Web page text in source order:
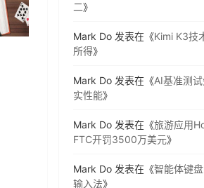
二》
Mark Do 发表在《Kimi K3技
所得》
Mark Do 发表在《AI基准测
实性能》
Mark Do 发表在《旅游应用
FTC开罚3500万美元》
Mark Do 发表在《智能体键
输入法》